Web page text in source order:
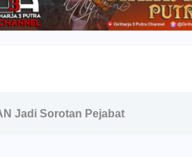
Jadi Sorotan Pejabat